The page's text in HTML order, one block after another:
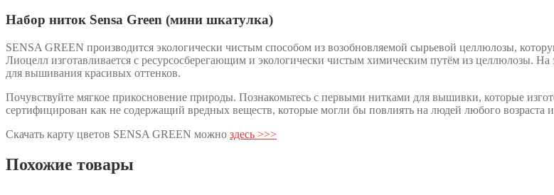
Набор ниток Sensa Green (мини шкатулка)
SENSA GREEN производится экологически чистым способом из возобновляемой сырьевой целлюлозы,
Лиоцелл изготавливается с ресурсосберегающим и экологически чистым химическим путём из целлюлозы.
для вышивания красивых оттенков.
Почувствуйте мягкое прикосновение природы. Познакомьтесь с первыми нитками для вышивки, которые
сертифицирован как не содержащий вредных веществ, которые могли бы повлиять на людей любого
Скачать карту цветов SENSA GREEN можно здесь >>>
Похожие товары